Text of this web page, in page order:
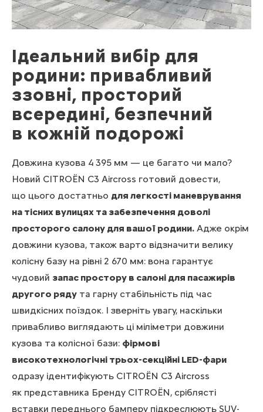
Ідеальний вибір для
родини: привабливий
ззовні, просторий
всередині, безпечний
в кожній подорожі
Довжина кузова 4 395 мм — це багато чи мало?
Новий CITROЁN C3 Aircross готовий довести,
що цього достатньо для легкості маневрування
на тісних вулицях та забезпечення доволі
просторого салону для вашої родини. Адже окрім
довжини кузова, також варто відзначити велику
колісну базу на рівні 2 670 мм: вона гарантує
чудовий запас простору в салоні для пасажирів
другого ряду та гарну стабільність під час
швидкісних поїздок. І зверніть увагу, наскільки
привабливо виглядають ці міліметри довжини
кузова та колісної бази: фірмові
високотехнологічні трьох-секційні LED-фари
одразу ідентифікують CITROЁN C3 Aircross
як представника Бренду CITROЁN, сріблясті
вставки переднього бамперу підкреслюють SUV-